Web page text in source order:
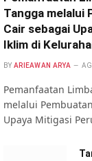
Tangga melalui
Cair sebagai
Iklim di
BY ARIEAWAN ARYA
Pemanfaatan
melalui
Upaya Mitigasi